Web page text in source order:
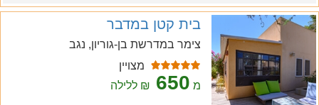
בית קטן במדבר
צימר במדרשת בן-גוריון, נגב
מצויין
מ 650 ₪ ללילה